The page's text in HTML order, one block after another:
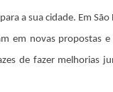
a sua cidade. Em
em novas propostas
de fazer melhorias